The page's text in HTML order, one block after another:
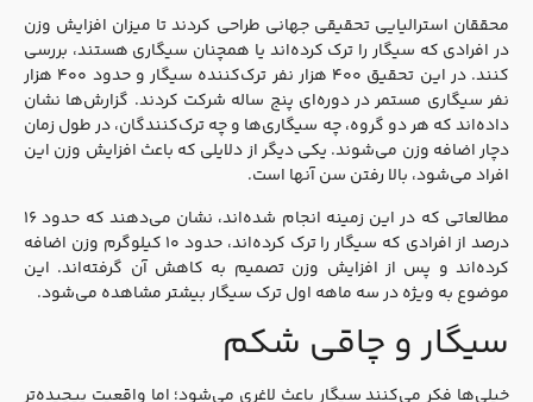
محققان استرالیایی تحقیقی جهانی طراحی کردند تا میزان افزایش وزن
در افرادی که سیگار را ترک کرده‌اند یا همچنان سیگاری هستند، بررسی
کنند. در این تحقیق ۴۰۰ هزار نفر ترک‌کننده سیگار و حدود ۴۰۰ هزار
نفر سیگاری مستمر در دوره‌ای پنج ساله شرکت کردند. گزارش‌ها نشان
داده‌اند که هر دو گروه، چه سیگاری‌ها و چه ترک‌کنندگان، در طول زمان
دچار اضافه وزن می‌شوند. یکی دیگر از دلایلی که باعث افزایش وزن این
افراد می‌شود، بالا رفتن سن آنها است.
مطالعاتی که در این زمینه انجام شده‌اند، نشان می‌دهند که حدود ۱۶
درصد از افرادی که سیگار را ترک کرده‌اند، حدود ۱۰ کیلوگرم وزن اضافه
کرده‌اند و پس از افزایش وزن تصمیم به کاهش آن گرفته‌اند. این
موضوع به ویژه در سه ماهه اول ترک سیگار بیشتر مشاهده می‌شود.
سیگار و چاقی شکم
خیلی‌ها فکر می‌کنند سیگار باعث لاغری می‌شود؛ اما واقعیت پیچیده‌تر